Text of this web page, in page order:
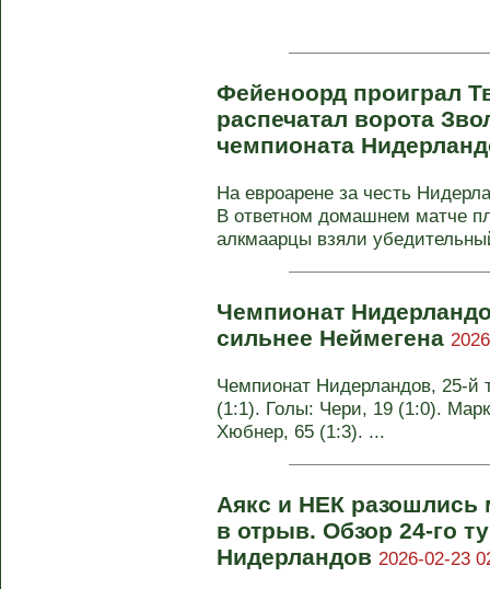
Фейеноорд проиграл
распечатал ворота
чемпионата
На евроарене за честь
В ответном домашнем матче
алкмаарцы взяли
Чемпионат
сильнее Неймегена
Чемпионат Нидерландов, 25-
(1:1). Голы: Чери, 19 (1:0).
Хюбнер, 65 (1:3). ...
Аякс и НЕК
в отрыв. Обзор 24-го
Нидерландов 2026-02-23